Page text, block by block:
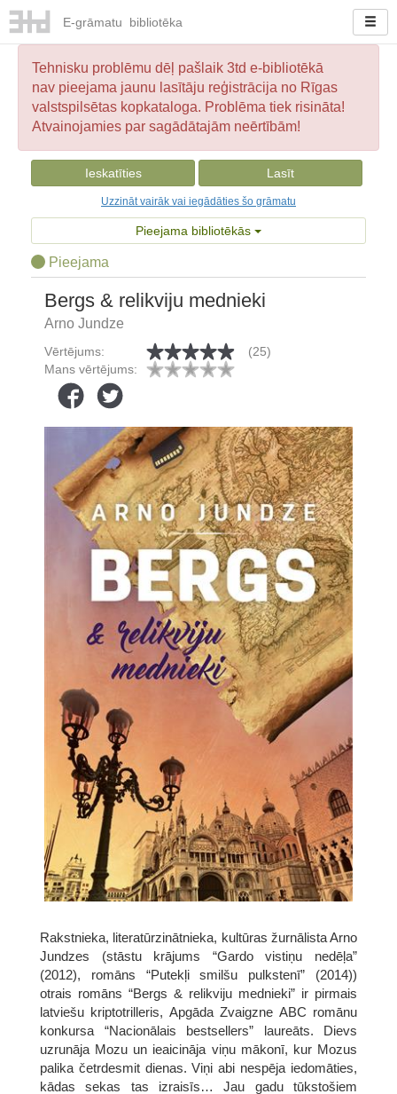
E-grāmatu bibliotēka
Tehnisku problēmu dēļ pašlaik 3td e-bibliotēkā
nav pieejama jaunu lasītāju reģistrācija no Rīgas
valstspilsētas kopkataloga. Problēma tiek risināta!
Atvainojamies par sagādātajām neērtībām!
Ieskatīties Lasīt
Uzzināt vairāk vai iegādāties šo grāmatu
Pieejama bibliotēkās
Pieejama
Bergs & relikviju mednieki
Arno Jundze
Vērtējums:
(25)
Mans vērtējums:
Rakstnieka, literatūrzinātnieka, kultūras žurnālista Arno
Jundzes (stāstu krājums “Gardo vistiņu nedēļa”
(2012), romāns “Putekļi smilšu pulkstenī” (2014))
otrais romāns “Bergs & relikviju mednieki” ir pirmais
latviešu kriptotrilleris, Apgāda Zvaigzne ABC romānu
konkursa “Nacionālais bestsellers” laureāts. Dievs
uzrunāja Mozu un ieaicināja viņu mākonī, kur Mozus
palika četrdesmit dienas. Viņi abi nespēja iedomāties,
kādas sekas tas izraisīs… Jau gadu tūkstošiem